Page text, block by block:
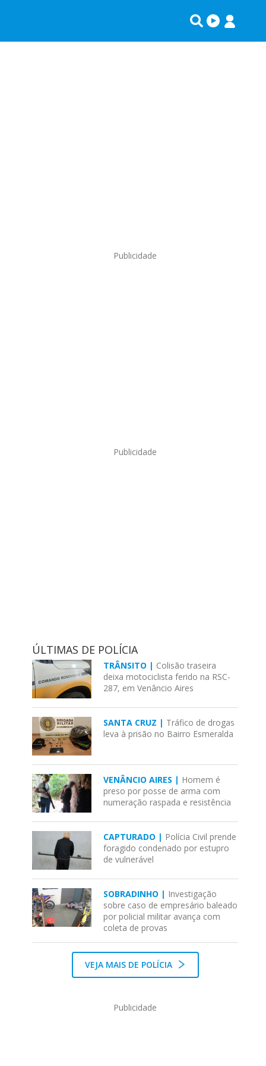
Publicidade
Publicidade
ÚLTIMAS DE POLÍCIA
TRÂNSITO | Colisão traseira
deixa motociclista ferido na RSC-
287, em Venâncio Aires
SANTA CRUZ | Tráfico de drogas
leva à prisão no Bairro Esmeralda
VENÂNCIO AIRES | Homem é
preso por posse de arma com
numeração raspada e resistência
CAPTURADO | Polícia Civil prende
foragido condenado por estupro
de vulnerável
SOBRADINHO | Investigação
sobre caso de empresário baleado
por policial militar avança com
coleta de provas
VEJA MAIS DE POLÍCIA
Publicidade